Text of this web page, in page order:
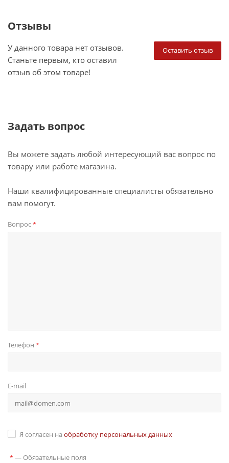
Отзывы
Оставить отзыв
У данного товара нет отзывов.
Станьте первым, кто оставил
отзыв об этом товаре!
Задать вопрос
Вы можете задать любой интересующий вас вопрос по
товару или работе магазина.
Наши квалифицированные специалисты обязательно
вам помогут.
Вопрос*
Телефон *
E-mail
Я согласен на обработку персональных данных
* — Обязательные поля